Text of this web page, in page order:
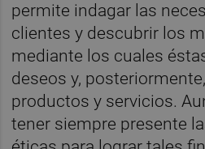
permite indagar las
clientes y descubrir los
mediante los cuales
deseos y,
productos y servicios.
tener siempre presente